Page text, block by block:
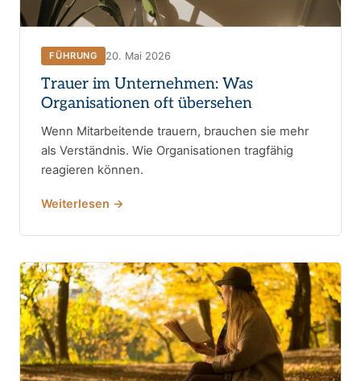
FÜHRUNG 20. Mai 2026
Trauer im Unternehmen: Was
Organisationen oft übersehen
Wenn Mitarbeitende trauern, brauchen sie mehr
als Verständnis. Wie Organisationen tragfähig
reagieren können.
Weiterlesen →